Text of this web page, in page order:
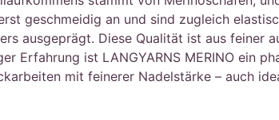
geschmeidig an und sind zugleich
ausgeprägt. Diese Qualität ist aus feiner
Erfahrung ist LANGYARNS MERINO ein
mit feinerer Nadelstärke – auch